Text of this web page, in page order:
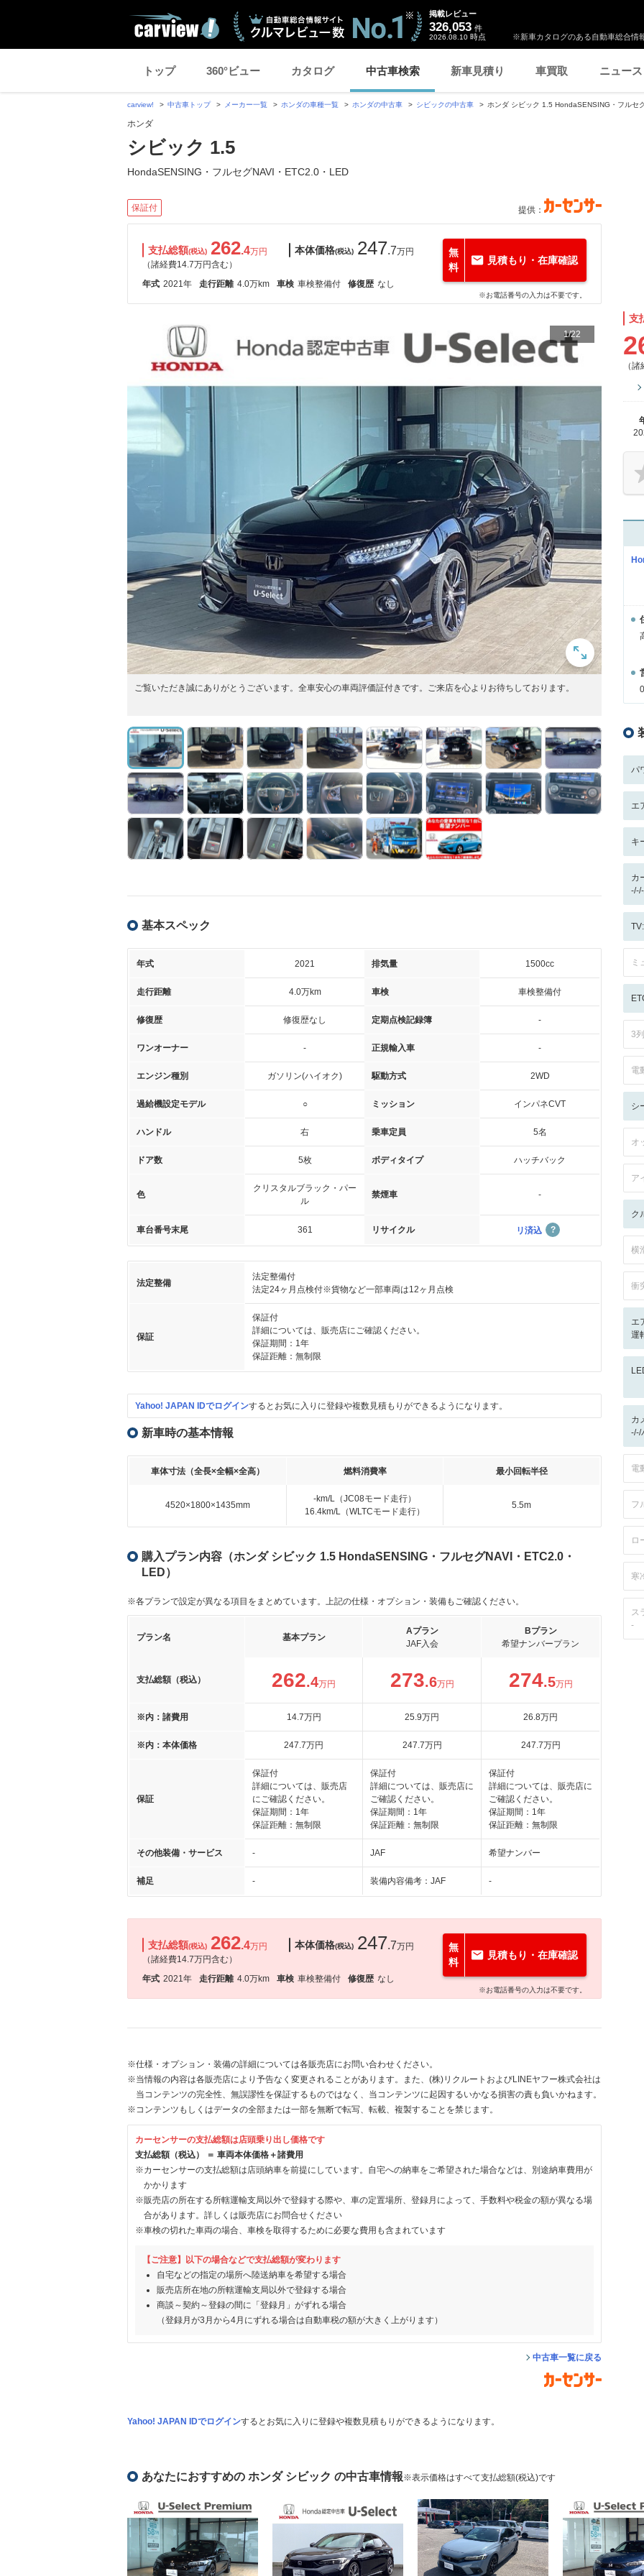
※新車カタログのある自動車総合情
掲載レビュー
326,053 件
2026.08.10 時点
トップ 360°ビュー カタログ 中古車検索 新車見積り 車買取 ニュース
carview! 中古車トップ メーカー一覧 ホンダの車種一覧 ホンダの中古車 シビックの中古車 ホンダ シビック 1.5 HondaSENSING・フルセ
ホンダ
シビック 1.5
HondaSENSING・フルセグNAVI・ETC2.0・LED
保証付 提供：
支払総額(税込) 262.4万円
（諸経費14.7万円含む）
本体価格(税込) 247.7万円
年式 2021年 走行距離 4.0万km 車検 車検整備付 修復歴 なし
無
料
見積もり・在庫確認
※お電話番号の入力は不要です。
1/22
ご覧いただき誠にありがとうございます。全車安心の車両評価証付きです。ご来店を心よりお待ちしております。
基本スペック
年式 2021 排気量 1500cc
走行距離 4.0万km 車検 車検整備付
修復歴 修復歴なし 定期点検記録簿 -
ワンオーナー - 正規輸入車 -
エンジン種別 ガソリン(ハイオク) 駆動方式 2WD
過給機設定モデル ○ ミッション インパネCVT
ハンドル 右 乗車定員 5名
ドア数 5枚 ボディタイプ ハッチバック
色
クリスタルブラック・パー
ル
禁煙車 -
車台番号末尾 361 リサイクル リ済込
法定整備
法定整備付
法定24ヶ月点検付※貨物など一部車両は12ヶ月点検
保証
保証付
詳細については、販売店にご確認ください。
保証期間：1年
保証距離：無制限
Yahoo! JAPAN IDでログインするとお気に入りに登録や複数見積もりができるようになります。
新車時の基本情報
車体寸法（全長×全幅×全高） 燃料消費率 最小回転半径
4520×1800×1435mm
-km/L（JC08モード走行）
16.4km/L（WLTCモード走行）
5.5m
購入プラン内容（ホンダ シビック 1.5 HondaSENSING・フルセグNAVI・ETC2.0・
LED）
※各プランで設定が異なる項目をまとめています。上記の仕様・オプション・装備もご確認ください。
プラン名 基本プラン
Aプラン
JAF入会
Bプラン
希望ナンバープラン
支払総額（税込） 262.4万円 273.6万円 274.5万円
※内：諸費用 14.7万円 25.9万円 26.8万円
※内：本体価格 247.7万円 247.7万円 247.7万円
保証
保証付
詳細については、販売店
にご確認ください。
保証期間：1年
保証距離：無制限
保証付
詳細については、販売店に
ご確認ください。
保証期間：1年
保証距離：無制限
保証付
詳細については、販売店に
ご確認ください。
保証期間：1年
保証距離：無制限
その他装備・サービス - JAF 希望ナンバー
補足 - 装備内容備考：JAF -
支払総額(税込) 262.4万円
（諸経費14.7万円含む）
本体価格(税込) 247.7万円
年式 2021年 走行距離 4.0万km 車検 車検整備付 修復歴 なし
無
料
見積もり・在庫確認
※お電話番号の入力は不要です。
※仕様・オプション・装備の詳細については各販売店にお問い合わせください。
※当情報の内容は各販売店により予告なく変更されることがあります。また、(株)リクルートおよびLINEヤフー株式会社は
当コンテンツの完全性、無誤謬性を保証するものではなく、当コンテンツに起因するいかなる損害の責も負いかねます。
※コンテンツもしくはデータの全部または一部を無断で転写、転載、複製することを禁じます。
カーセンサーの支払総額は店頭乗り出し価格です
支払総額（税込） ＝ 車両本体価格＋諸費用
※カーセンサーの支払総額は店頭納車を前提にしています。自宅への納車をご希望された場合などは、別途納車費用が
かかります
※販売店の所在する所轄運輸支局以外で登録する際や、車の定置場所、登録月によって、手数料や税金の額が異なる場
合があります。詳しくは販売店にお問合せください
※車検の切れた車両の場合、車検を取得するために必要な費用も含まれています
【ご注意】以下の場合などで支払総額が変わります
自宅などの指定の場所へ陸送納車を希望する場合
販売店所在地の所轄運輸支局以外で登録する場合
商談～契約～登録の間に「登録月」がずれる場合
（登録月が3月から4月にずれる場合は自動車税の額が大きく上がります）
中古車一覧に戻る
Yahoo! JAPAN IDでログインするとお気に入りに登録や複数見積もりができるようになります。
支
（
パ
エ
キ
カ
ミ
3
電
シ
オ
ア
ク
横
衝
エ
運
カ
-/-/
電
フ
ロ
寒
ス
-
あなたにおすすめの ホンダ シビック の中古車情報※表示価格はすべて支払総額(税込)です